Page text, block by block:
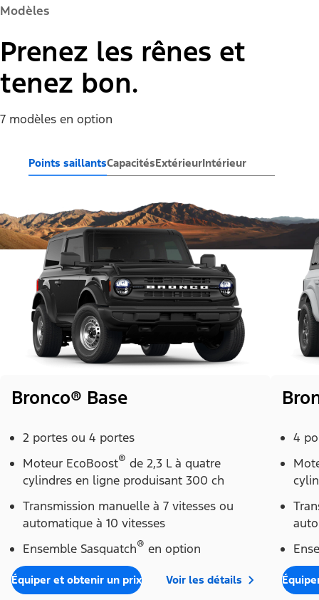
Modèles
Prenez les rênes et
tenez bon.
7 modèles en option
Points saillantsCapacitésExtérieurIntérieur
Bronco® Base
2 portes ou 4 portes
Moteur EcoBoost® de 2,3 L à quatre
cylindres en ligne produisant 300 ch
Transmission manuelle à 7 vitesses ou
automatique à 10 vitesses
Ensemble Sasquatch® en option
Équiper et obtenir un prix Voir les détails
4